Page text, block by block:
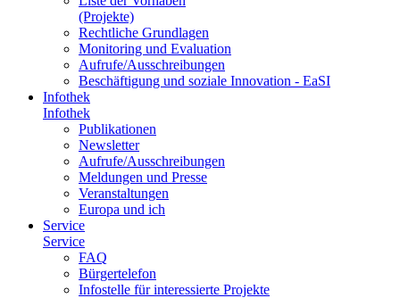
(Pro­jek­te)
Recht­li­che Grund­la­gen
Mo­ni­to­ring und Eva­lua­ti­on
Auf­ru­fe/Aus­schrei­bun­gen
Be­schäf­ti­gung und so­zia­le In­no­va­ti­on - Ea­SI
In­fo­thek
In­fo­thek
Pu­bli­ka­tio­nen
Newslet­ter
Auf­ru­fe/Aus­schrei­bun­gen
Mel­dun­gen und Pres­se
Ver­an­stal­tun­gen
Eu­ro­pa und ich
Ser­vice
Ser­vice
FAQ
Bür­ger­te­le­fon
In­fo­stel­le für in­ter­es­sier­te Pro­jek­te